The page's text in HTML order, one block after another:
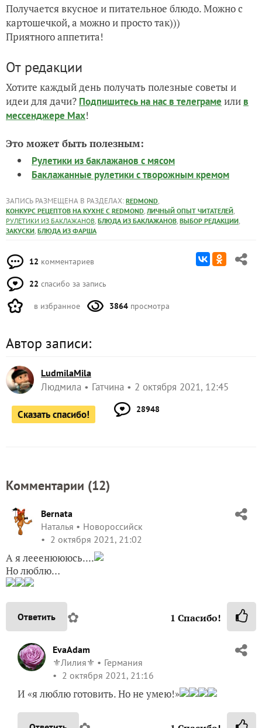
Получается вкусное и питательное блюдо. Можно с
картошечкой, а можно и просто так)))
Приятного аппетита!
От редакции
Хотите каждый день получать полезные советы и
идеи для дачи? Подпишитесь на нас в телеграме или в
мессенджере Max!
Это может быть полезным:
Рулетики из баклажанов с мясом
Баклажанные рулетики с творожным кремом
ЗАПИСЬ РАЗМЕЩЕНА В РАЗДЕЛАХ: REDMOND,
КОНКУРС РЕЦЕПТОВ НА КУХНЕ С REDMOND, ЛИЧНЫЙ ОПЫТ ЧИТАТЕЛЕЙ,
РУЛЕТИКИ ИЗ БАКЛАЖАНОВ, БЛЮДА ИЗ БАКЛАЖАНОВ, ВЫБОР РЕДАКЦИИ,
ЗАКУСКИ, БЛЮДА ИЗ ФАРША
12 комментариев
22 спасибо за запись
в избранное 3864 просмотра
Автор записи:
LudmilaMila
Людмила Гатчина 2 октября 2021, 12:45
Сказать спасибо! 28948
Комментарии (12)
Bernata
Наталья
Новороссийск
2 октября 2021, 21:02
А я лееенюююсь....
Но люблю…
Ответить ✿ 1 Спасибо!
EvaAdam
⚜️Лилия⚜️
Германия
2 октября 2021, 21:16
И «я люблю готовить. Но не умею!»